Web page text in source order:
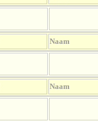
Naam
Naam